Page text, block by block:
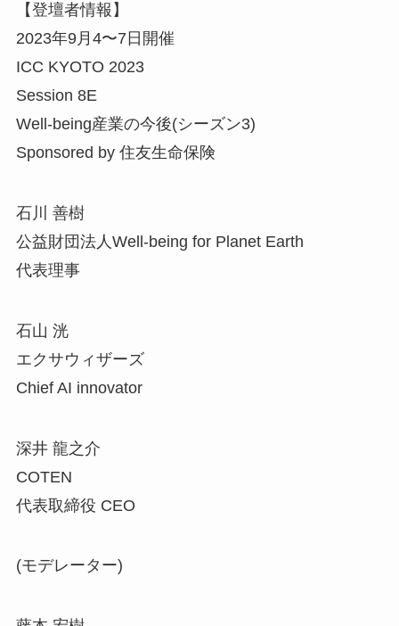
【登壇者情報】
2023年9月4〜7日開催
ICC KYOTO 2023
Session 8E
Well-being産業の今後(シーズン3)
Sponsored by 住友生命保険
石川 善樹
公益財団法人Well-being for Planet Earth
代表理事
石山 洸
エクサウィザーズ
Chief AI innovator
深井 龍之介
COTEN
代表取締役 CEO
(モデレーター)